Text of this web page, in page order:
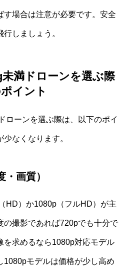
す場合は注意が必要です。安全
しましょう。
満ドローンを選ぶ際
イント
ローンを選ぶ際は、以下のポイ
なくなります。
画質）
HD）か1080p（フルHD）が主
の撮影であれば720pでも十分で
を求めるなら1080p対応モデル
1080pモデルは価格が少し高め